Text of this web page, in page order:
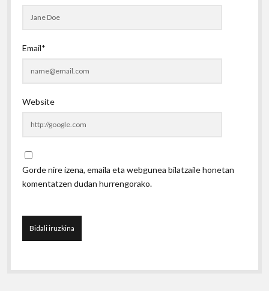
Email*
Website
Gorde nire izena, emaila eta webgunea bilatzaile honetan
komentatzen dudan hurrengorako.